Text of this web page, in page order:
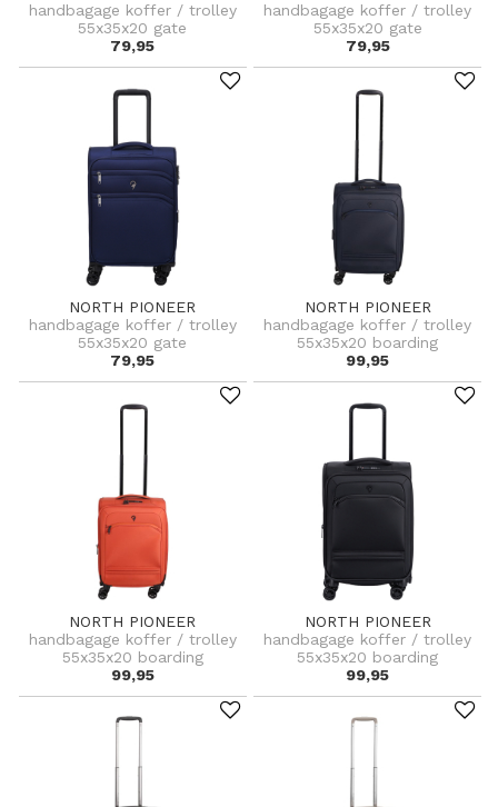
handbagage koffer / trolley
55x35x20 gate
79,95
handbagage koffer / trolley
55x35x20 gate
79,95
NORTH PIONEER
handbagage koffer / trolley
55x35x20 gate
79,95
NORTH PIONEER
handbagage koffer / trolley
55x35x20 boarding
99,95
NORTH PIONEER
handbagage koffer / trolley
55x35x20 boarding
99,95
NORTH PIONEER
handbagage koffer / trolley
55x35x20 boarding
99,95